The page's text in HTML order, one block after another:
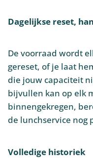
Dagelijkse reset,
De voorraad wordt
gereset, of je laat
die jouw capaciteit
bijvullen kan op elk
binnengekregen,
de lunchservice nog
Volledige historiek